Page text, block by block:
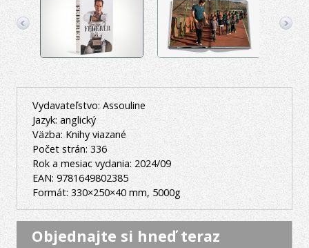
Vydavateľstvo: Assouline
Jazyk: anglický
Väzba: Knihy viazané
Počet strán: 336
Rok a mesiac vydania: 2024/09
EAN: 9781649802385
Formát: 330×250×40 mm, 5000g
Objednajte si hneď teraz